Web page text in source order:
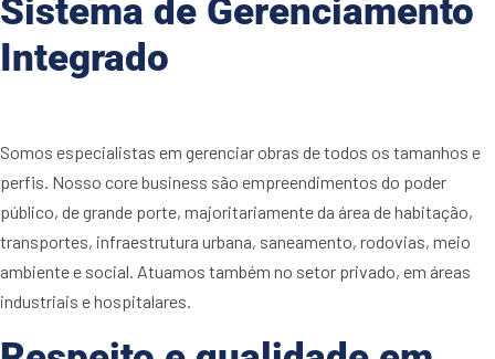
Sistema de Gerenciamento
Integrado
Somos especialistas em gerenciar obras de todos os tamanhos e
perfis. Nosso core business são empreendimentos do poder
público, de grande porte, majoritariamente da área de habitação,
transportes, infraestrutura urbana, saneamento, rodovias, meio
ambiente e social. Atuamos também no setor privado, em áreas
industriais e hospitalares.